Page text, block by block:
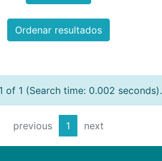
Ordenar resultados
of 1 (Search time: 0.002 seconds).
previous 1 next